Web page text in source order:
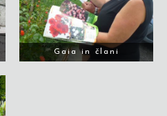
Gaia in člani